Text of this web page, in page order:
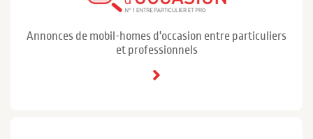
Annonces de mobil-homes d'occasion entre particuliers
et professionnels